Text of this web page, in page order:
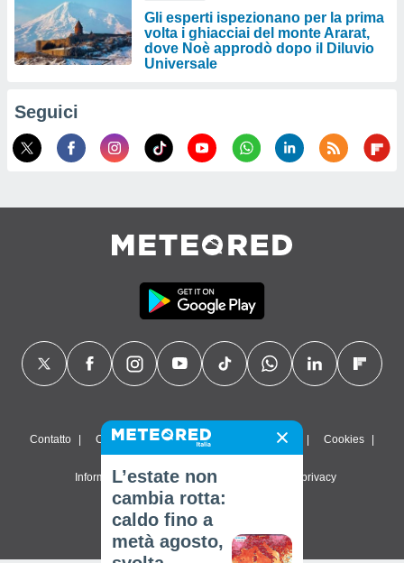
Gli esperti ispezionano per la prima
volta i ghiacciai del monte Ararat,
dove Noè approdò dopo il Diluvio
Universale
Seguici
Contatto Chi siamo FAQ Termini di utilizzo Cookies
Informativa sulla privacy Impostazioni sulla privacy
© 2026 Meteored. Tutti i diritti riservati
L’estate non
cambia rotta:
caldo fino a
metà agosto,